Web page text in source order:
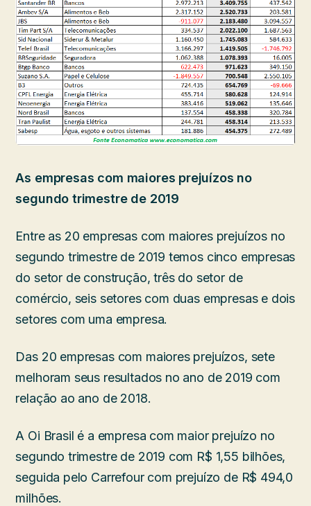
As empresas com maiores prejuízos no
segundo trimestre de 2019
Entre as 20 empresas com maiores prejuízos no
segundo trimestre de 2019 temos cinco empresas
do setor de construção, três do setor de
comércio, seis setores com duas empresas e dois
setores com uma empresa.
Das 20 empresas com maiores prejuízos, sete
melhoram seus resultados no ano de 2019 com
relação ao ano de 2018.
A Oi Brasil é a empresa com maior prejuízo no
segundo trimestre de 2019 com R$ 1,55 bilhões,
seguida pelo Carrefour com prejuízo de R$ 494,0
milhões.